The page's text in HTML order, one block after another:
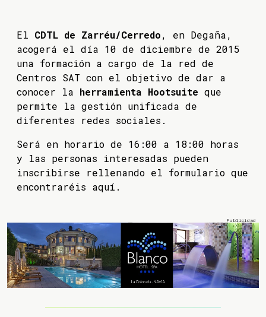
El CDTL de Zarréu/Cerredo, en Degaña,
acogerá el día 10 de diciembre de 2015
una formación a cargo de la red de
Centros SAT con el objetivo de dar a
conocer la herramienta Hootsuite que
permite la gestión unificada de
diferentes redes sociales.
Será en horario de 16:00 a 18:00 horas
y las personas interesadas pueden
inscribirse rellenando el formulario que
encontraréis aquí.